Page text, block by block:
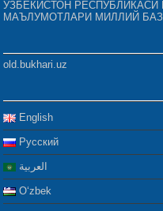
ЎЗБЕКИСТОН
МАЪЛУМОТЛАРИ МИЛЛИЙ
old.bukhari.uz
English
Русский
العربية
Oʻzbek